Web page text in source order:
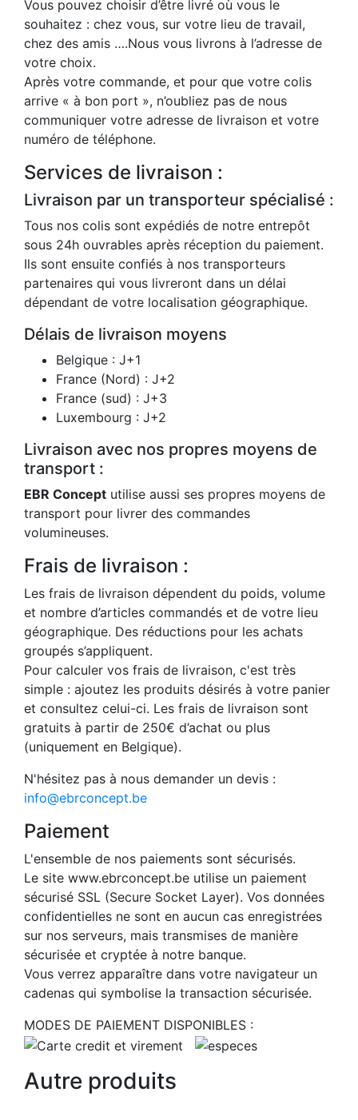
Vous pouvez choisir d’être livré où vous le
souhaitez : chez vous, sur votre lieu de travail,
chez des amis ….Nous vous livrons à l’adresse de
votre choix.
Après votre commande, et pour que votre colis
arrive « à bon port », n’oubliez pas de nous
communiquer votre adresse de livraison et votre
numéro de téléphone.
Services de livraison :
Livraison par un transporteur spécialisé :
Tous nos colis sont expédiés de notre entrepôt
sous 24h ouvrables après réception du paiement.
Ils sont ensuite confiés à nos transporteurs
partenaires qui vous livreront dans un délai
dépendant de votre localisation géographique.
Délais de livraison moyens
Belgique : J+1
France (Nord) : J+2
France (sud) : J+3
Luxembourg : J+2
Livraison avec nos propres moyens de
transport :
EBR Concept utilise aussi ses propres moyens de
transport pour livrer des commandes
volumineuses.
Frais de livraison :
Les frais de livraison dépendent du poids, volume
et nombre d’articles commandés et de votre lieu
géographique. Des réductions pour les achats
groupés s’appliquent.
Pour calculer vos frais de livraison, c'est très
simple : ajoutez les produits désirés à votre panier
et consultez celui-ci. Les frais de livraison sont
gratuits à partir de 250€ d’achat ou plus
(uniquement en Belgique).
N'hésitez pas à nous demander un devis :
info@ebrconcept.be
Paiement
L'ensemble de nos paiements sont sécurisés.
Le site www.ebrconcept.be utilise un paiement
sécurisé SSL (Secure Socket Layer). Vos données
confidentielles ne sont en aucun cas enregistrées
sur nos serveurs, mais transmises de manière
sécurisée et cryptée à notre banque.
Vous verrez apparaître dans votre navigateur un
cadenas qui symbolise la transaction sécurisée.
MODES DE PAIEMENT DISPONIBLES :
Autre produits